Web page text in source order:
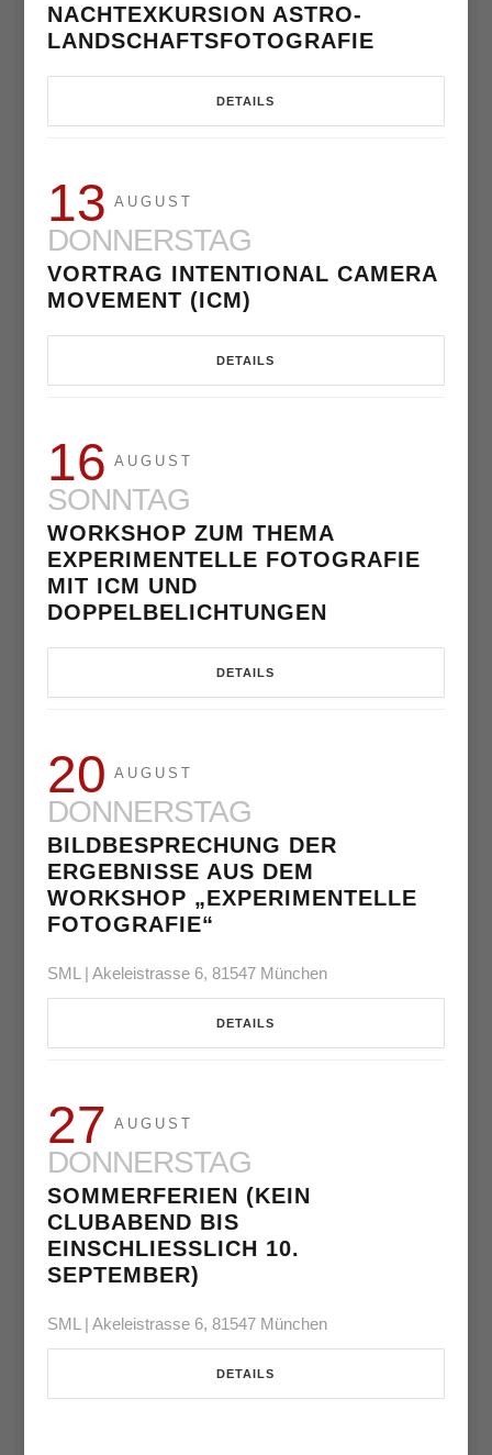
NACHTEXKURSION ASTRO-
LANDSCHAFTSFOTOGRAFIE
DETAILS
13 AUGUST
DONNERSTAG
VORTRAG INTENTIONAL CAMERA
MOVEMENT (ICM)
DETAILS
16 AUGUST
SONNTAG
WORKSHOP ZUM THEMA
EXPERIMENTELLE FOTOGRAFIE
MIT ICM UND
DOPPELBELICHTUNGEN
DETAILS
20 AUGUST
DONNERSTAG
BILDBESPRECHUNG DER
ERGEBNISSE AUS DEM
WORKSHOP „EXPERIMENTELLE
FOTOGRAFIE“
SML | Akeleistrasse 6, 81547 München
DETAILS
27 AUGUST
DONNERSTAG
SOMMERFERIEN (KEIN
CLUBABEND BIS
EINSCHLIESSLICH 10. S
EPTEMBER)
SML | Akeleistrasse 6, 81547 München
DETAILS